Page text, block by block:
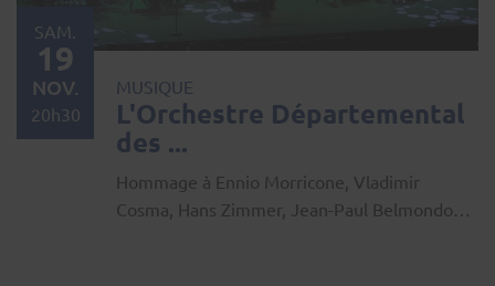
MUSIQUE
L'Orchestre Départemental
des ...
Hommage à Ennio Morricone, Vladimir
Cosma, Hans Zimmer, Jean-Paul Belmondo…
SAM.
19
NOV.
20h30